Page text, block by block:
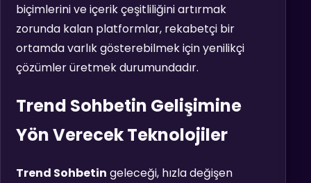
biçimlerini ve içerik çeşitliliğini artırmak
zorunda kalan platformlar, rekabetçi bir
ortamda varlık gösterebilmek için yenilikçi
çözümler üretmek durumundadır.
Trend Sohbetin Gelişimine
Yön Verecek Teknolojiler
Trend Sohbetin geleceği, hızla değişen